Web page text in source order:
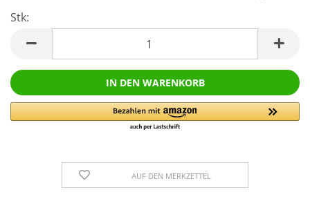
Stk:
AUF DEN MERKZETTEL